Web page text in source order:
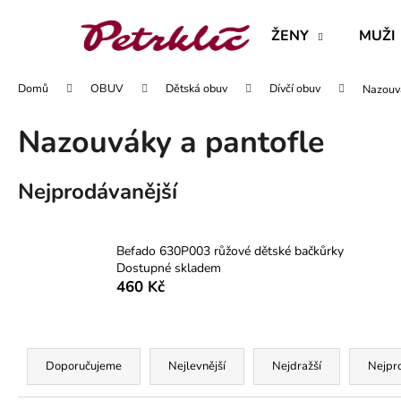
ŽENY MUŽI
Domů OBUV Dětská obuv Dívčí obuv
Nazouváky a pantofle
Nejprodávanější
Befado 630P003 růžové dětské bačkůrky
Dostupné skladem
460 Kč
Ř
z
Doporučujeme Nejlevnější Nejdražší
Zpět
obchodu
Zpět
obchodu
MAJKA TEXTILNÍ KŮŽE - JEDNODUCHÝ